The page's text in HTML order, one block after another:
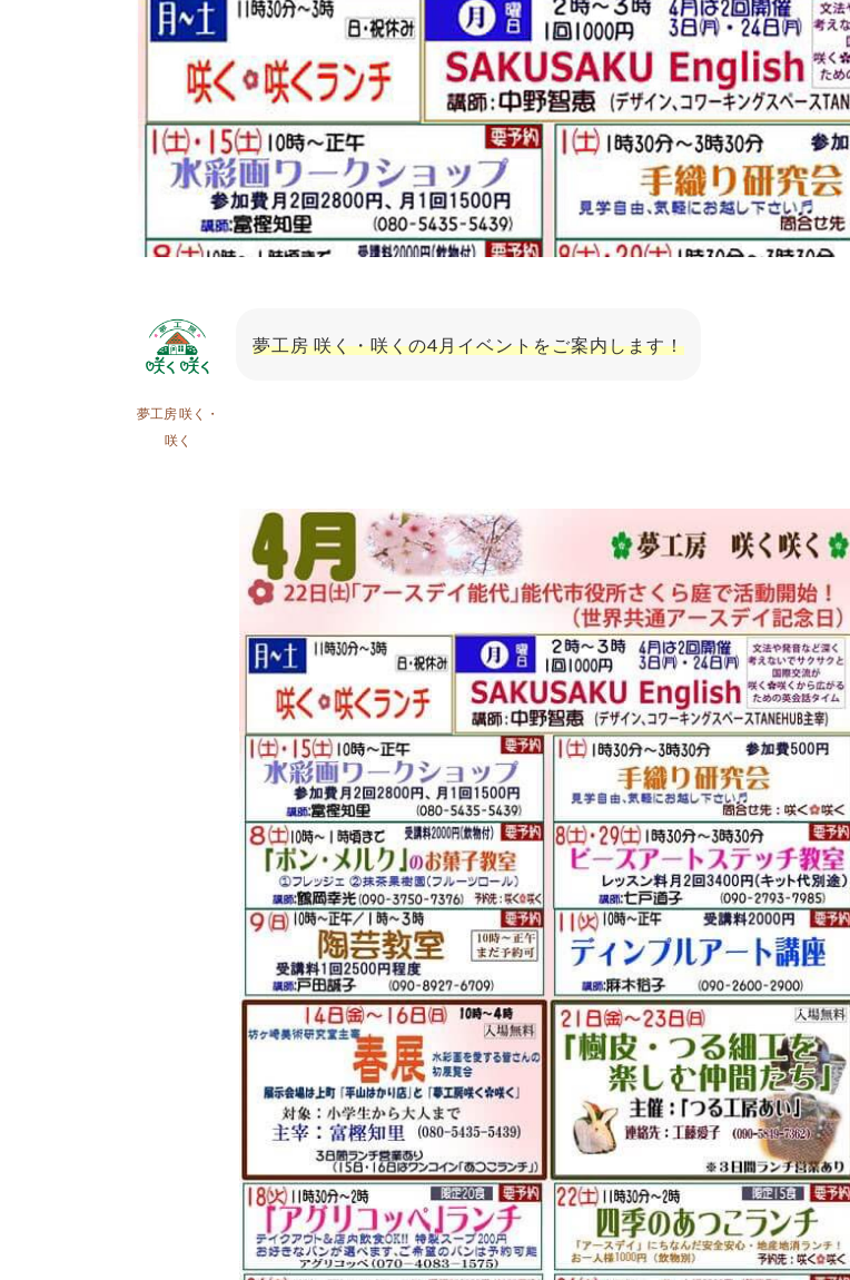
夢工房 咲く・
咲く
夢工房 咲く・咲くの4月イベントをご案内します！